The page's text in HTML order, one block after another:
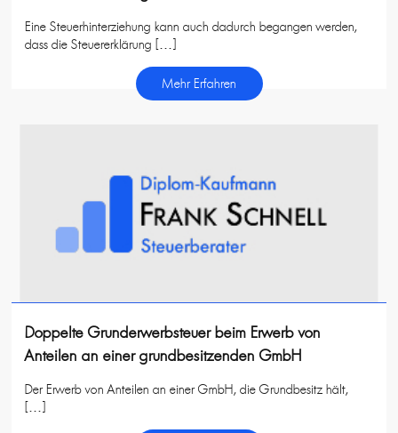
Eine Steuerhinterziehung kann auch dadurch begangen werden,
dass die Steuererklärung […]
Mehr Erfahren
Doppelte Grunderwerbsteuer beim Erwerb von
Anteilen an einer grundbesitzenden GmbH
Der Erwerb von Anteilen an einer GmbH, die Grundbesitz hält,
[…]